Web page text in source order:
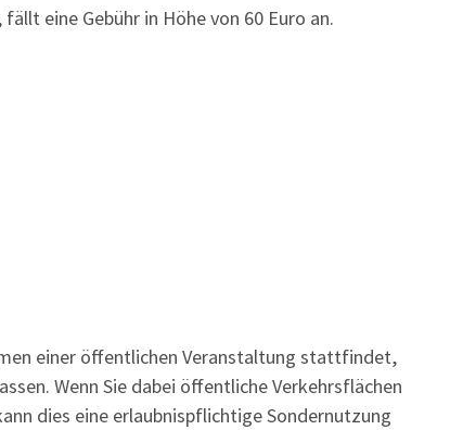
eine Gebühr in Höhe von 60 Euro an.
einer öffentlichen Veranstaltung stattfindet,
Wenn Sie dabei öffentliche Verkehrsflächen
dies eine erlaubnispflichtige Sondernutzung